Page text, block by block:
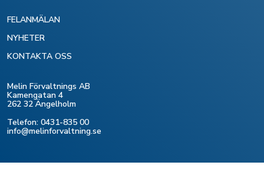
FELANMÄLAN
NYHETER
KONTAKTA OSS
Melin Förvaltnings AB
Kamengatan 4
262 32 Ängelholm
Telefon: 0431-835 00
info@melinforvaltning.se